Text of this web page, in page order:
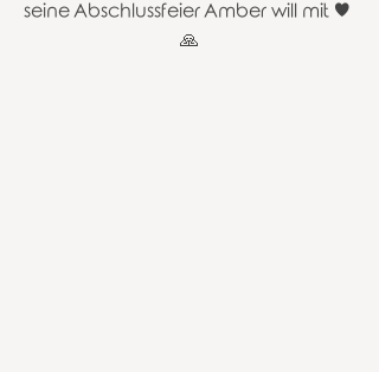
seine Abschlussfeier Amber will mit ♥️
🙏